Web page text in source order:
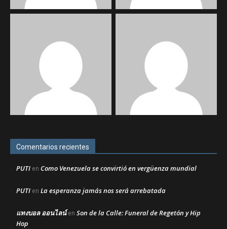
Comentarios recientes
PUTI en Como Venezuela se convirtió en vergüenza mundial
PUTI en La esperanza jamás nos será arrebatada
แทงบอล ออนไลน์en Son de la Calle: Funeral de Regetón y Hip
Hop